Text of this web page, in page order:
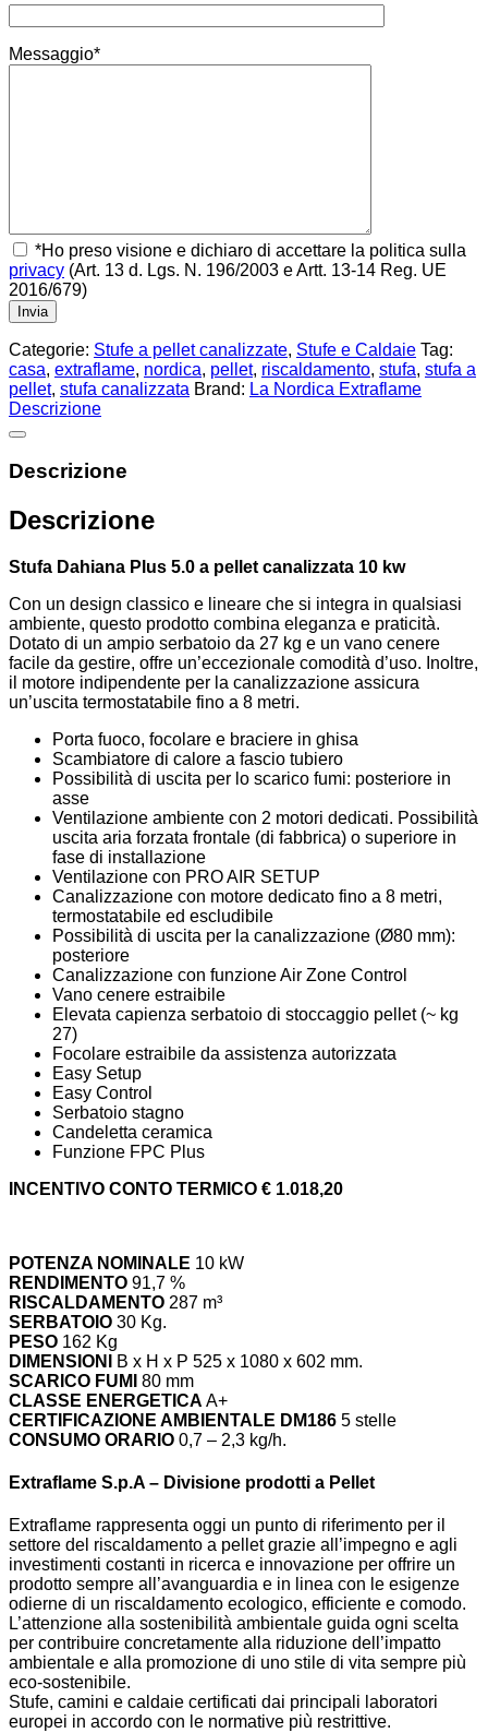
Messaggio*
*Ho preso visione e dichiaro di accettare la politica sulla
privacy (Art. 13 d. Lgs. N. 196/2003 e Artt. 13-14 Reg. UE
2016/679)
Categorie: Stufe a pellet canalizzate, Stufe e Caldaie Tag:
casa, extraflame, nordica, pellet, riscaldamento, stufa, stufa a
pellet, stufa canalizzata Brand: La Nordica Extraflame
Descrizione
Descrizione
Descrizione
Stufa Dahiana Plus 5.0 a pellet canalizzata 10 kw
Con un design classico e lineare che si integra in qualsiasi
ambiente, questo prodotto combina eleganza e praticità.
Dotato di un ampio serbatoio da 27 kg e un vano cenere
facile da gestire, offre un’eccezionale comodità d’uso. Inoltre,
il motore indipendente per la canalizzazione assicura
un’uscita termostatabile fino a 8 metri.
Porta fuoco, focolare e braciere in ghisa
Scambiatore di calore a fascio tubiero
Possibilità di uscita per lo scarico fumi: posteriore in
asse
Ventilazione ambiente con 2 motori dedicati. Possibilità
uscita aria forzata frontale (di fabbrica) o superiore in
fase di installazione
Ventilazione con PRO AIR SETUP
Canalizzazione con motore dedicato fino a 8 metri,
termostatabile ed escludibile
Possibilità di uscita per la canalizzazione (Ø80 mm):
posteriore
Canalizzazione con funzione Air Zone Control
Vano cenere estraibile
Elevata capienza serbatoio di stoccaggio pellet (~ kg
27)
Focolare estraibile da assistenza autorizzata
Easy Setup
Easy Control
Serbatoio stagno
Candeletta ceramica
Funzione FPC Plus
INCENTIVO CONTO TERMICO € 1.018,20
POTENZA NOMINALE 10 kW
RENDIMENTO 91,7 %
RISCALDAMENTO 287 m³
SERBATOIO 30 Kg.
PESO 162 Kg
DIMENSIONI
B x H x P 525 x 1080 x 602 mm.
SCARICO FUMI 80 mm
CLASSE ENERGETICA A+
CERTIFICAZIONE AMBIENTALE DM186 5 stelle
CONSUMO ORARIO 0,7 – 2,3 kg/h.
Extraflame S.p.A – Divisione prodotti a Pellet
Extraflame rappresenta oggi un punto di riferimento per il
settore del riscaldamento a pellet grazie all’impegno e agli
investimenti costanti in ricerca e innovazione per offrire un
prodotto sempre all’avanguardia e in linea con le esigenze
odierne di un riscaldamento ecologico, efficiente e comodo.
L’attenzione alla sostenibilità ambientale guida ogni scelta
per contribuire concretamente alla riduzione dell’impatto
ambientale e alla promozione di uno stile di vita sempre più
eco-sostenibile.
Stufe, camini e caldaie certificati dai principali laboratori
europei in accordo con le normative più restrittive.